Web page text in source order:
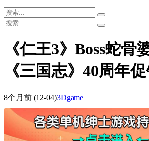
《仁王3》Boss蛇骨
《三国志》40周年
8个月前 (12-04)3Dgame